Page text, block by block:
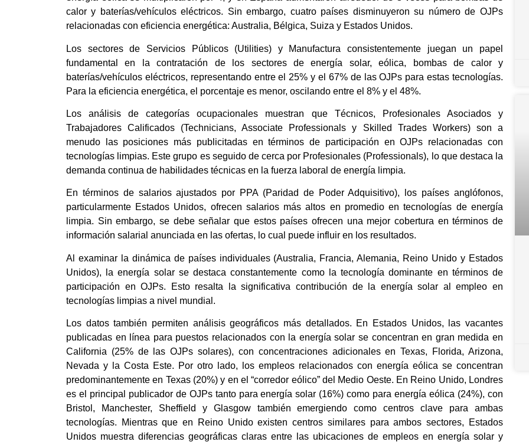
calor y baterías/vehículos eléctricos. Sin embargo, cuatro países disminuyeron su número de OJPs
relacionadas con eficiencia energética: Australia, Bélgica, Suiza y Estados Unidos.
Los sectores de Servicios Públicos (Utilities) y Manufactura consistentemente juegan un papel
fundamental en la contratación de los sectores de energía solar, eólica, bombas de calor y
baterías/vehículos eléctricos, representando entre el 25% y el 67% de las OJPs para estas tecnologías.
Para la eficiencia energética, el porcentaje es menor, oscilando entre el 8% y el 48%.
Los análisis de categorías ocupacionales muestran que Técnicos, Profesionales Asociados y
Trabajadores Calificados (Technicians, Associate Professionals y Skilled Trades Workers) son a
menudo las posiciones más publicitadas en términos de participación en OJPs relacionadas con
tecnologías limpias. Este grupo es seguido de cerca por Profesionales (Professionals), lo que destaca la
demanda continua de habilidades técnicas en la fuerza laboral de energía limpia.
En términos de salarios ajustados por PPA (Paridad de Poder Adquisitivo), los países anglófonos,
particularmente Estados Unidos, ofrecen salarios más altos en promedio en tecnologías de energía
limpia. Sin embargo, se debe señalar que estos países ofrecen una mejor cobertura en términos de
información salarial anunciada en las ofertas, lo cual puede influir en los resultados.
Al examinar la dinámica de países individuales (Australia, Francia, Alemania, Reino Unido y Estados
Unidos), la energía solar se destaca constantemente como la tecnología dominante en términos de
participación en OJPs. Esto resalta la significativa contribución de la energía solar al empleo en
tecnologías limpias a nivel mundial.
Los datos también permiten análisis geográficos más detallados. En Estados Unidos, las vacantes
publicadas en línea para puestos relacionados con la energía solar se concentran en gran medida en
California (25% de las OJPs solares), con concentraciones adicionales en Texas, Florida, Arizona,
Nevada y la Costa Este. Por otro lado, los empleos relacionados con energía eólica se concentran
predominantemente en Texas (20%) y en el “corredor eólico” del Medio Oeste. En Reino Unido, Londres
es el principal publicador de OJPs tanto para energía solar (16%) como para energía eólica (24%), con
Bristol, Manchester, Sheffield y Glasgow también emergiendo como centros clave para ambas
tecnologías. Mientras que en Reino Unido existen centros similares para ambos sectores, Estados
Unidos muestra diferencias geográficas claras entre las ubicaciones de empleos en energía solar y